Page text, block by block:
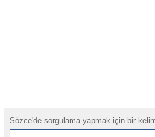
Sözce'de sorgulama yapmak için bir